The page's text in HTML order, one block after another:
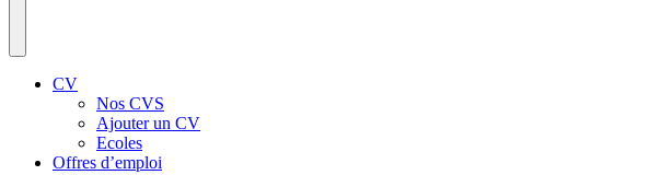
CV
Nos CVS
Ajouter un CV
Ecoles
Offres d’emploi